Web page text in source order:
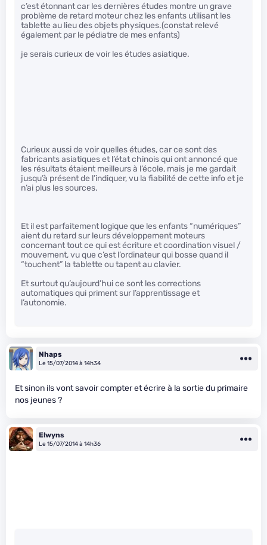
c’est étonnant car les dernières études montre un grave
problème de retard moteur chez les enfants utilisant les
tablette au lieu des objets physiques.(constat relevé
également par le pédiatre de mes enfants)
je serais curieux de voir les études asiatique.
Curieux aussi de voir quelles études, car ce sont des
fabricants asiatiques et l’état chinois qui ont annoncé que
les résultats étaient meilleurs à l’école, mais je me gardait
jusqu’à présent de l’indiquer, vu la fiabilité de cette info et je
n’ai plus les sources.
Et il est parfaitement logique que les enfants “numériques”
aient du retard sur leurs développement moteurs
concernant tout ce qui est écriture et coordination visuel /
mouvement, vu que c’est l’ordinateur qui bosse quand il
“touchent” la tablette ou tapent au clavier.
Et surtout qu’aujourd’hui ce sont les corrections
automatiques qui priment sur l’apprentissage et
l’autonomie.
Nhaps
Le 15/07/2014 à 14h34
Et sinon ils vont savoir compter et écrire à la sortie du primaire
nos jeunes ?
Elwyns
Le 15/07/2014 à 14h36